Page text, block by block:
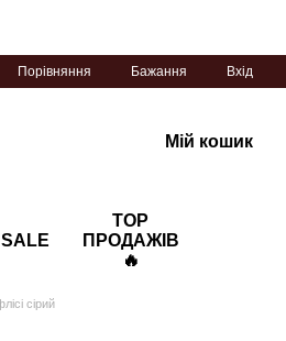
Порівняння Бажання Вхід
Мій кошик
SALE
TOP
ПРОДАЖІВ
🔥
сірий